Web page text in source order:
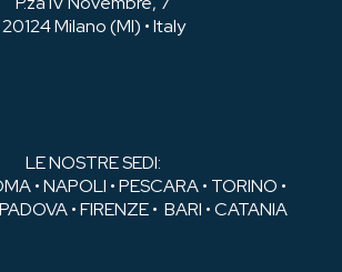
20124 Milano (MI) • Italy
LE NOSTRE SEDI:
• NAPOLI • PESCARA • TORINO •
• FIRENZE • BARI • CATANIA